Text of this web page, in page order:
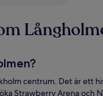
centrum. Det är ett
Strawberry Arena och